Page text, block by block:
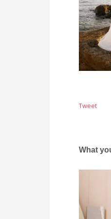
Tweet
What